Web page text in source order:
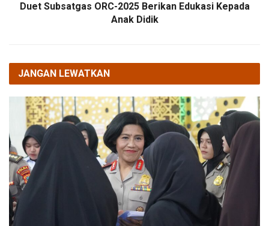
Duet Subsatgas ORC-2025 Berikan Edukasi Kepada
Anak Didik
JANGAN LEWATKAN